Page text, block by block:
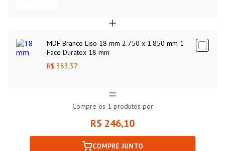
MDF Branco Liso 18 mm 2.750 x 1.850 mm 1
Face Duratex 18 mm
R$ 383,37
Compre os 1 produtos por
R$ 246,10
COMPRE JUNTO